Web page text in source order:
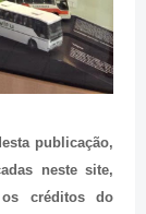
publicação,
neste site,
os créditos do